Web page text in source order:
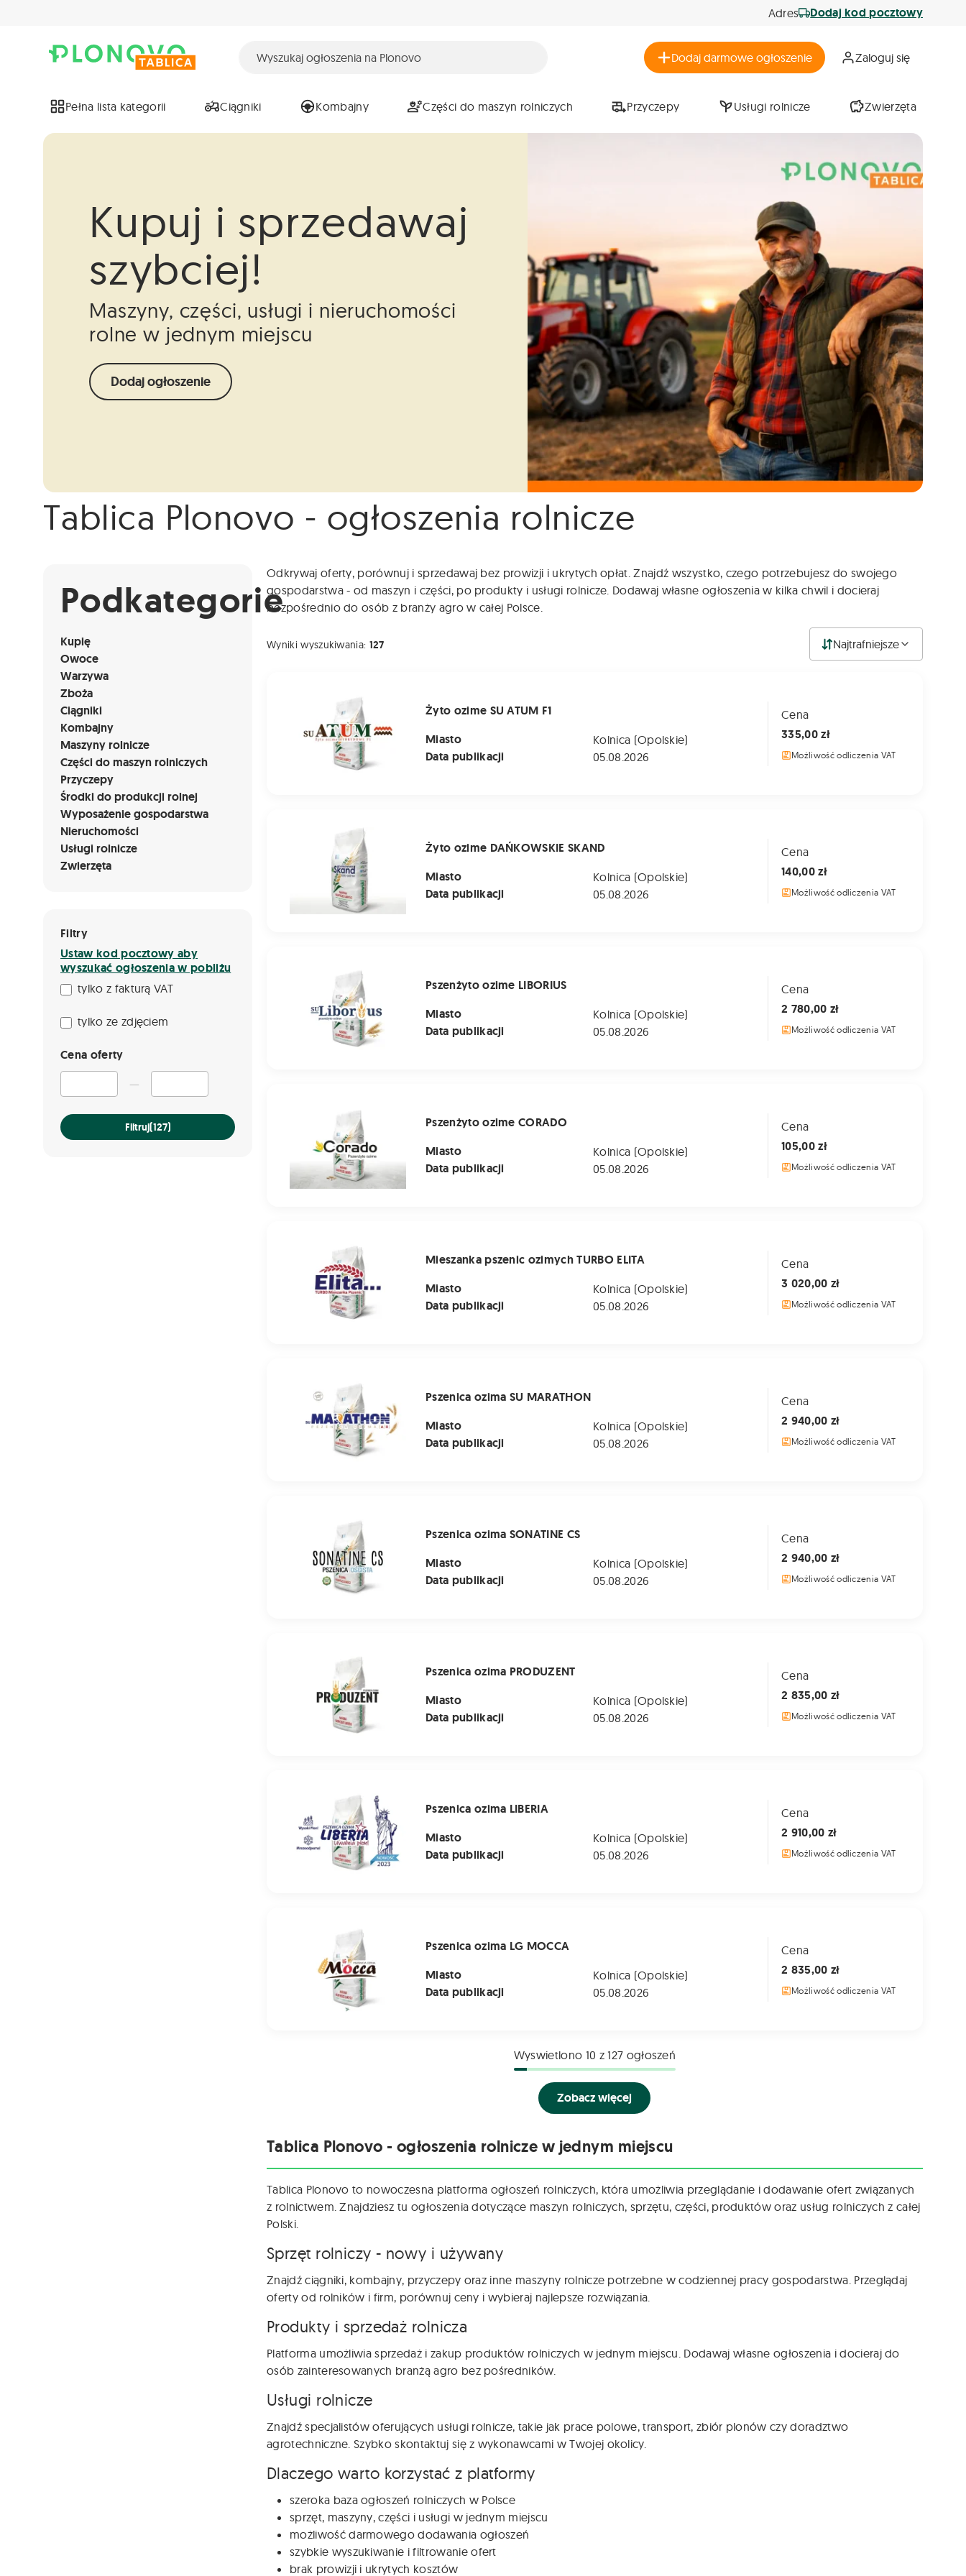
Adres Dodaj kod pocztowy
Dodaj darmowe ogłoszenie Zaloguj się
Pełna lista kategorii Ciągniki Kombajny Części do maszyn rolniczych Przyczepy Usługi rolnicze Zwierzęta
Kupuj i sprzedawaj
szybciej!
Maszyny, części, usługi i nieruchomości
rolne w jednym miejscu
Dodaj ogłoszenie
Info
Niestety ogłoszenie nie jest już dostępne.
Tablica Plonovo - ogłoszenia rolnicze
Podkategorie
Kupię
Owoce
Warzywa
Zboża
Ciągniki
Kombajny
Maszyny rolnicze
Części do maszyn rolniczych
Przyczepy
Środki do produkcji rolnej
Wyposażenie gospodarstwa
Nieruchomości
Usługi rolnicze
Zwierzęta
Filtry
Ustaw kod pocztowy aby
wyszukać ogłoszenia w pobliżu
tylko z fakturą VAT
tylko ze zdjęciem
Cena oferty
—
Filtruj(127)
Odkrywaj oferty, porównuj i sprzedawaj bez prowizji i ukrytych opłat. Znajdź wszystko, czego potrzebujesz do swojego
gospodarstwa - od maszyn i części, po produkty i usługi rolnicze. Dodawaj własne ogłoszenia w kilka chwil i docieraj
bezpośrednio do osób z branży agro w całej Polsce.
Wyniki wyszukiwania: 127 Najtrafniejsze
Żyto ozime SU ATUM F1
Miasto
Kolnica (Opolskie)
Data publikacji 05.08.2026
Cena
335,00 zł
Możliwość odliczenia VAT
Żyto ozime DAŃKOWSKIE SKAND
Miasto
Kolnica (Opolskie)
Data publikacji 05.08.2026
Cena
140,00 zł
Możliwość odliczenia VAT
Pszenżyto ozime LIBORIUS
Miasto
Kolnica (Opolskie)
Data publikacji 05.08.2026
Cena
2 780,00 zł
Możliwość odliczenia VAT
Pszenżyto ozime CORADO
Miasto
Kolnica (Opolskie)
Data publikacji 05.08.2026
Cena
105,00 zł
Możliwość odliczenia VAT
Mieszanka pszenic ozimych TURBO ELITA
Miasto
Kolnica (Opolskie)
Data publikacji 05.08.2026
Cena
3 020,00 zł
Możliwość odliczenia VAT
Pszenica ozima SU MARATHON
Miasto
Kolnica (Opolskie)
Data publikacji 05.08.2026
Cena
2 940,00 zł
Możliwość odliczenia VAT
Pszenica ozima SONATINE CS
Miasto
Kolnica (Opolskie)
Data publikacji 05.08.2026
Cena
2 940,00 zł
Możliwość odliczenia VAT
Pszenica ozima PRODUZENT
Miasto
Kolnica (Opolskie)
Data publikacji 05.08.2026
Cena
2 835,00 zł
Możliwość odliczenia VAT
Pszenica ozima LIBERIA
Miasto
Kolnica (Opolskie)
Data publikacji 05.08.2026
Cena
2 910,00 zł
Możliwość odliczenia VAT
Pszenica ozima LG MOCCA
Miasto
Kolnica (Opolskie)
Data publikacji 05.08.2026
Cena
2 835,00 zł
Możliwość odliczenia VAT
Wyswietlono 10 z 127 ogłoszeń
Zobacz więcej
Tablica Plonovo - ogłoszenia rolnicze w jednym miejscu
Tablica Plonovo to nowoczesna platforma ogłoszeń rolniczych, która umożliwia przeglądanie i dodawanie ofert związanych
z rolnictwem. Znajdziesz tu ogłoszenia dotyczące maszyn rolniczych, sprzętu, części, produktów oraz usług rolniczych z całej
Polski.
Sprzęt rolniczy - nowy i używany
Znajdź ciągniki, kombajny, przyczepy oraz inne maszyny rolnicze potrzebne w codziennej pracy gospodarstwa. Przeglądaj
oferty od rolników i firm, porównuj ceny i wybieraj najlepsze rozwiązania.
Produkty i sprzedaż rolnicza
Platforma umożliwia sprzedaż i zakup produktów rolniczych w jednym miejscu. Dodawaj własne ogłoszenia i docieraj do
osób zainteresowanych branżą agro bez pośredników.
Usługi rolnicze
Znajdź specjalistów oferujących usługi rolnicze, takie jak prace polowe, transport, zbiór plonów czy doradztwo
agrotechniczne. Szybko skontaktuj się z wykonawcami w Twojej okolicy.
Dlaczego warto korzystać z platformy
szeroka baza ogłoszeń rolniczych w Polsce
sprzęt, maszyny, części i usługi w jednym miejscu
możliwość darmowego dodawania ogłoszeń
szybkie wyszukiwanie i filtrowanie ofert
brak prowizji i ukrytych kosztów